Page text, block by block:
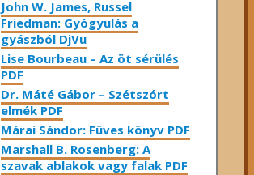
John W. James, Russel
Friedman: Gyógyulás a
gyászból DjVu
Lise Bourbeau – Az öt sérülés
PDF
Dr. Máté Gábor – Szétszórt
elmék PDF
Márai Sándor: Füves könyv PDF
Marshall B. Rosenberg: A
szavak ablakok vagy falak PDF